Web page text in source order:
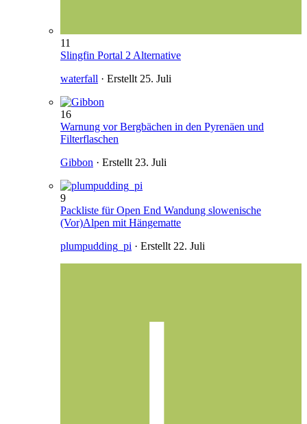
11
Slingfin Portal 2 Alternative
waterfall · Erstellt 25. Juli
16
Warnung vor Bergbächen in den Pyrenäen und
Filterflaschen
Gibbon · Erstellt 23. Juli
9
Packliste für Open End Wandung slowenische
(Vor)Alpen mit Hängematte
plumpudding_pi · Erstellt 22. Juli